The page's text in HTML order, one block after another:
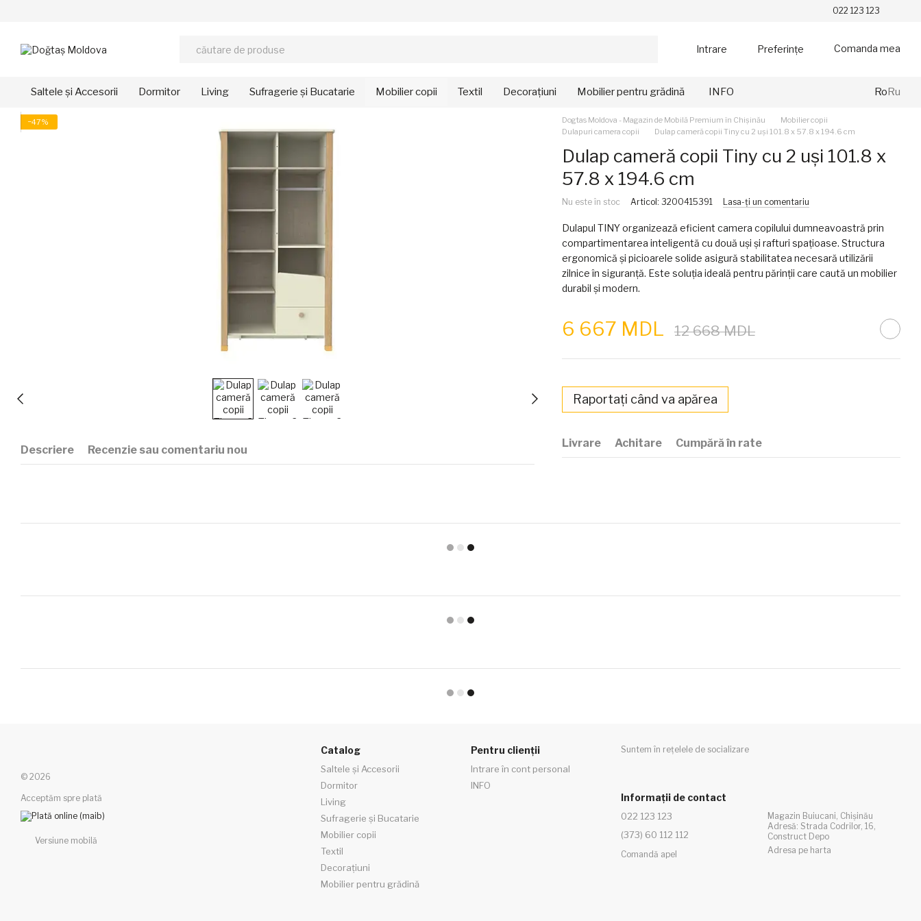
022 123 123
Intrare Preferințe Comanda mea
Saltele și Accesorii Dormitor Living Sufragerie și Bucatarie Mobilier copii Textil Decorațiuni Mobilier pentru grădină INFO RoRu
−47%
Descriere Recenzie sau comentariu nou
Dogtas Moldova - Magazin de Mobilă Premium în Chișinău
Mobilier copii
Dulapuri camera copii
Dulap cameră copii Tiny cu 2 uși 101.8 x 57.8 x 194.6 cm
Dulap cameră copii Tiny cu 2 uși 101.8 x
57.8 x 194.6 cm
Nu este în stoc Articol: 3200415391 Lasa-ți un comentariu
Dulapul TINY organizează eficient camera copilului dumneavoastră prin
compartimentarea inteligentă cu două uși și rafturi spațioase. Structura
ergonomică și picioarele solide asigură stabilitatea necesară utilizării
zilnice în siguranță. Este soluția ideală pentru părinții care caută un mobilier
durabil și modern.
6 667 MDL 12 668 MDL
Raportați când va apărea
Livrare Achitare Cumpără în rate
© 2026
Acceptăm spre plată
Versiune mobilă
Catalog
Saltele și Accesorii
Dormitor
Living
Sufragerie și Bucatarie
Mobilier copii
Textil
Decorațiuni
Mobilier pentru grădină
Pentru clienții
Intrare în cont personal
INFO
Suntem în rețelele de socializare
Informații de contact
022 123 123
(373) 60 112 112
Comandă apel
Magazin Buiucani, Chișinău
Adresă: Strada Codrilor, 16,
Construct Depo
Adresa pe harta